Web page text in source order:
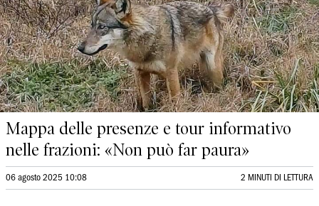
Mappa delle presenze e tour informativo
nelle frazioni: «Non può far paura»
06 agosto 2025 10:08 2 MINUTI DI LETTURA